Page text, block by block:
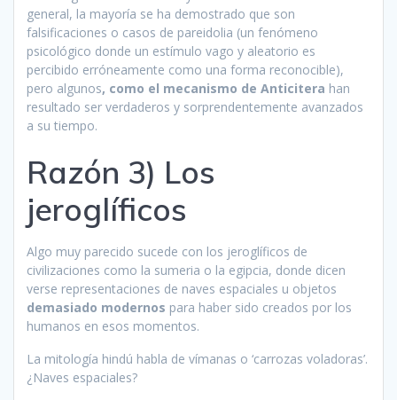
general, la mayoría se ha demostrado que son
falsificaciones o casos de pareidolia (un fenómeno
psicológico donde un estímulo vago y aleatorio es
percibido erróneamente como una forma reconocible),
pero algunos, como el mecanismo de Anticitera han
resultado ser verdaderos y sorprendentemente avanzados
a su tiempo.
Razón 3) Los
jeroglíficos
Algo muy parecido sucede con los jeroglíficos de
civilizaciones como la sumeria o la egipcia, donde dicen
verse representaciones de naves espaciales u objetos
demasiado modernos para haber sido creados por los
humanos en esos momentos.
La mitología hindú habla de vímanas o ‘carrozas voladoras’.
¿Naves espaciales?